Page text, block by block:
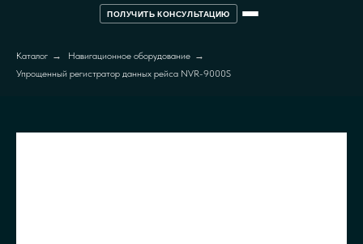
ПОЛУЧИТЬ КОНСУЛЬТАЦИЮ
Каталог → Навигационное оборудование →
Упрощенный регистратор данных рейса NVR-9000S